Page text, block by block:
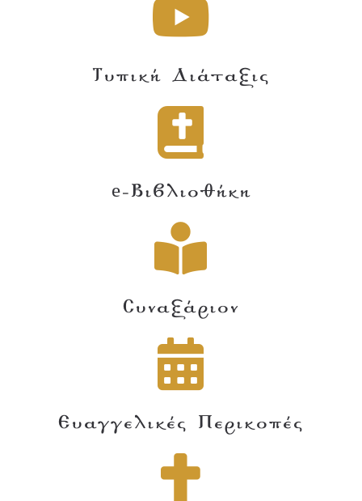
Τυπική Διάταξις
e-Βιβλιοθήκη
Συναξάριον
Ευαγγελικές Περικοπές